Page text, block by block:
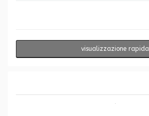
visualizzazione rapida